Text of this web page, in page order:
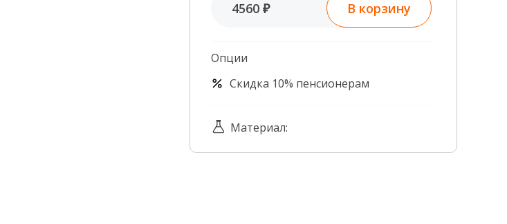
4560 ₽ В корзину
Опции
Скидка 10% пенсионерам
Материал: